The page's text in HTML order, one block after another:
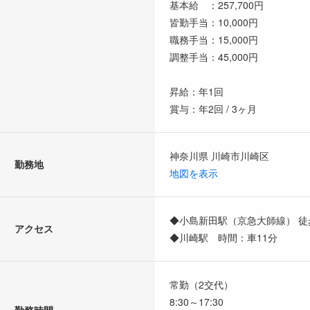
基本給 ：257,700円
皆勤手当：10,000円
職務手当：15,000円
調整手当：45,000円
昇給：年1回
賞与：年2回 / 3ヶ月
勤務地
神奈川県 川崎市川崎区
地図を表示
アクセス
◆小島新田駅（京急大師線）
◆川崎駅 時間：車11分
常勤（2交代）
8:30～17:30